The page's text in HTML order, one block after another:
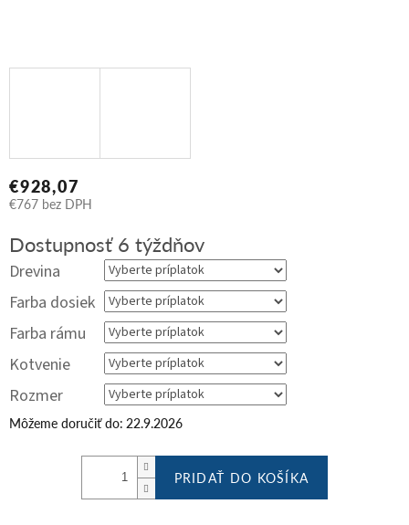
€928,07
€767 bez DPH
cena:
Dostupnosť 6 týždňov
Drevina
Farba dosiek
Farba rámu
Kotvenie
Rozmer
Môžeme doručiť do: 22.9.2026
PRIDAŤ DO KOŠÍKA